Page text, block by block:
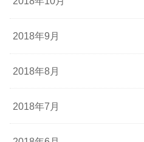
2018年9月
2018年8月
2018年7月